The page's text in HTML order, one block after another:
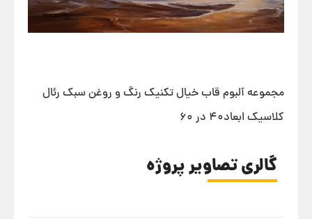
مجموعه آلبوم قاب خیال تکنیک رنگ و روغن سبک رئال
کلاسیک ابعاد۴۰ در ۶۰
گالری تصاویر پروژه